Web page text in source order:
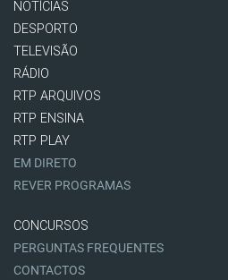
NOTÍCIAS
DESPORTO
TELEVISÃO
RÁDIO
RTP ARQUIVOS
RTP ENSINA
RTP PLAY
EM DIRETO
REVER PROGRAMAS
CONCURSOS
PERGUNTAS FREQUENTES
CONTACTOS